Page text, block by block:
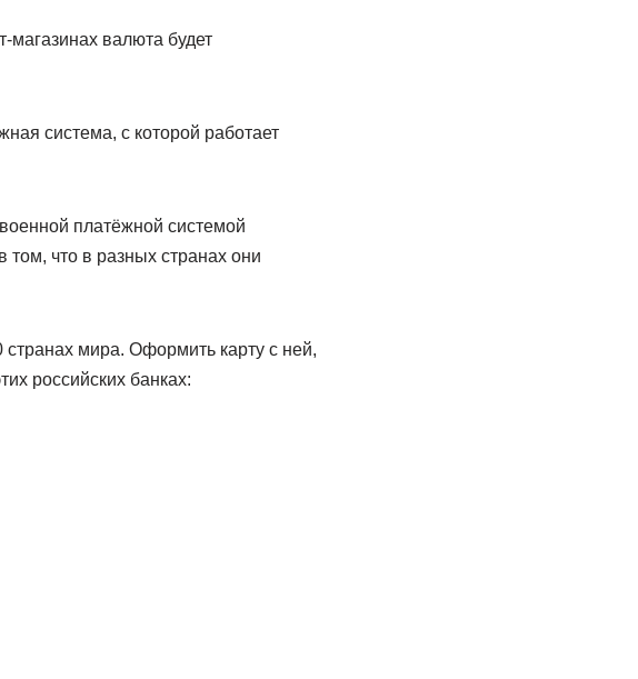
магазинах валюта будет
система, с которой работает
платёжной системой
что в разных странах они
мира. Оформить карту с ней,
российских банках: